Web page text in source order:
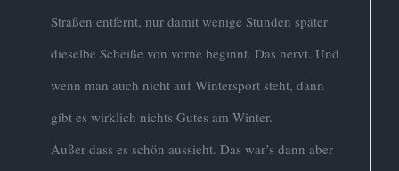
Straßen entfernt, nur damit wenige Stunden später
dieselbe Scheiße von vorne beginnt. Das nervt. Und
wenn man auch nicht auf Wintersport steht, dann
gibt es wirklich nichts Gutes am Winter.
Außer dass es schön aussieht. Das war’s dann aber